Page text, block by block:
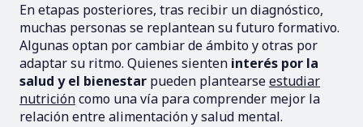
En etapas posteriores, tras recibir un diagnóstico,
muchas personas se replantean su futuro formativo.
Algunas optan por cambiar de ámbito y otras por
adaptar su ritmo. Quienes sienten interés por la
salud y el bienestar pueden plantearseestudiar
nutricióncomo una vía para comprender mejor la
relación entre alimentación y salud mental.